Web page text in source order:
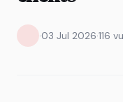
·03 Jul 2026·116